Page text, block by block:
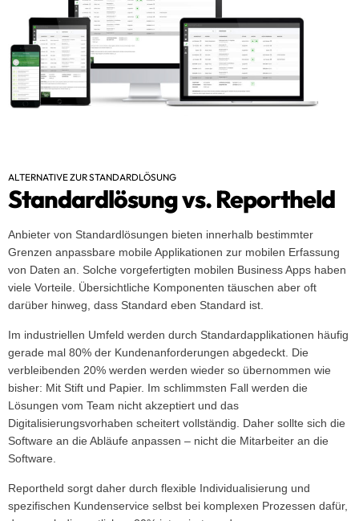
ALTERNATIVE ZUR STANDARDLÖSUNG
Standardlösung vs. Reportheld
Anbieter von Standardlösungen bieten innerhalb bestimmter
Grenzen anpassbare mobile Applikationen zur mobilen Erfassung
von Daten an. Solche vorgefertigten mobilen Business Apps haben
viele Vorteile. Übersichtliche Komponenten täuschen aber oft
darüber hinweg, dass Standard eben Standard ist.
Im industriellen Umfeld werden durch Standardapplikationen häufig
gerade mal 80% der Kundenanforderungen abgedeckt. Die
verbleibenden 20% werden werden wieder so übernommen wie
bisher: Mit Stift und Papier. Im schlimmsten Fall werden die
Lösungen vom Team nicht akzeptiert und das
Digitalisierungsvorhaben scheitert vollständig. Daher sollte sich die
Software an die Abläufe anpassen – nicht die Mitarbeiter an die
Software.
Reportheld sorgt daher durch flexible Individualisierung und
spezifischen Kundenservice selbst bei komplexen Prozessen dafür,